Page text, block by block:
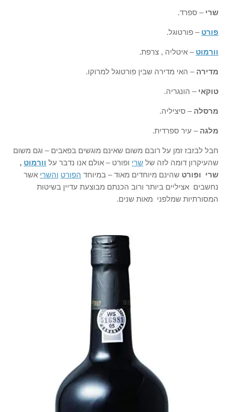
שרי – ספרד.
פורט – פורטוגל.
וורמוט – איטליה , צרפת.
מדירה – האי מדירה שבין פורטוגל למרוקו.
טוקאי – הונגריה.
מרסלה – סיציליה.
מלגה – עיר ספרדית.
חבל לבזבז זמן על רובם משום שאינם מוגשים בפאבים – וגם משום
שהעיקרון דומה לזה של שרי ופורט – אולם אנו נדבר על וורמוט ,
שרי ופורט שהינם מיוחדים מאוד – במיוחד הפורט והשרי אשר
נחשבים אציליים ביותר ורוב הכנתם מבוצעת עדיין בשיטות
המסורתיות שמלפני מאות שנים.